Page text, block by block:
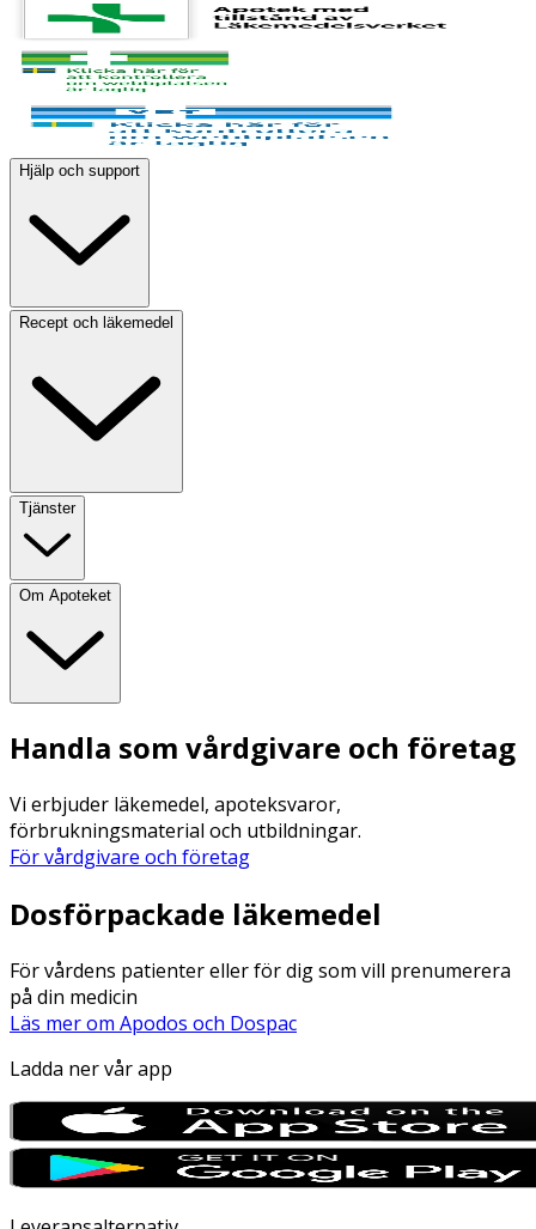
Hjälp och support
Recept och läkemedel
Tjänster
Om Apoteket
Handla som vårdgivare och företag
Vi erbjuder läkemedel, apoteksvaror,
förbrukningsmaterial och utbildningar.
För vårdgivare och företag
Dosförpackade läkemedel
För vårdens patienter eller för dig som vill prenumerera
på din medicin
Läs mer om Apodos och Dospac
Ladda ner vår app